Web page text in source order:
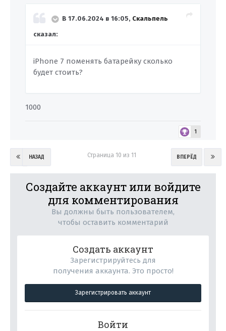
В 17.06.2024 в 16:05, Скальпель
сказал:
iPhone 7 поменять батарейку сколько
будет стоить?
1000
1
НАЗАД ВПЕРЁД
Страница 10 из 11
Создайте аккаунт или войдите
для комментирования
Вы должны быть пользователем,
чтобы оставить комментарий
Создать аккаунт
Зарегистрируйтесь для
получения аккаунта. Это просто!
Зарегистрировать аккаунт
Войти